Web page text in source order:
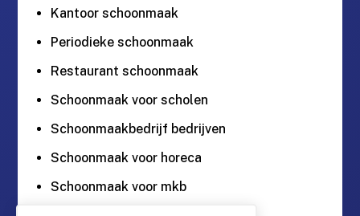
Kantoor schoonmaak
Periodieke schoonmaak
Restaurant schoonmaak
Schoonmaak voor scholen
Schoonmaakbedrijf bedrijven
Schoonmaak voor horeca
Schoonmaak voor mkb